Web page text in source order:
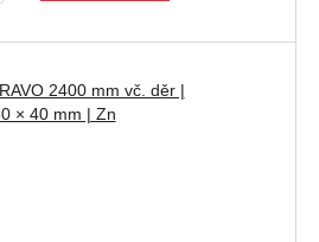
2400 mm vč. děr |
× 40 mm | Zn